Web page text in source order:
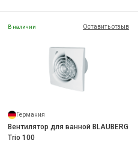
В наличии Оставить отзыв
Германия
Вентилятор для ванной BLAUBERG
Trio 100